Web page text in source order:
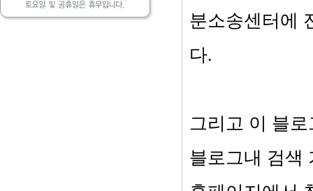
분소송센터에
다.
그리고 이 블
블로그내 검색